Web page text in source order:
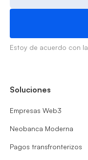
Estoy de acuerdo con la
Soluciones
Empresas Web3
Neobanca Moderna
Pagos transfronterizos